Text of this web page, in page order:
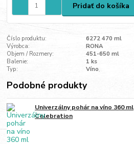
Pridať do košíka
Číslo produktu:
6272 470 ml
Výrobca:
RONA
Objem / Rozmery:
451-650 ml
Balenie:
1 ks
Typ:
Víno
Podobné produkty
Univerzálny pohár na víno 360 ml
Celebration